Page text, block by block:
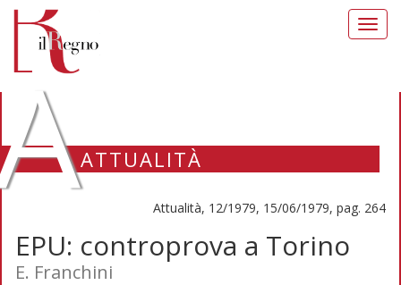
ATTUALITÀ
Attualità, 12/1979, 15/06/1979, pag. 264
EPU: controprova a Torino
E. Franchini